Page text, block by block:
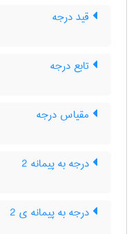
قید درجه
تابع درجه
مقیاس درجه
درجه به پیمانه 2
درجه به پیمانه ی 2